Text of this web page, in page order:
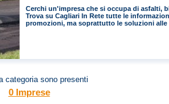
Cerchi un'impresa che si occupa di asfalti,
Trova su Cagliari In Rete tutte le
promozioni, ma soprattutto le soluzioni alle
categoria sono presenti
0 Imprese